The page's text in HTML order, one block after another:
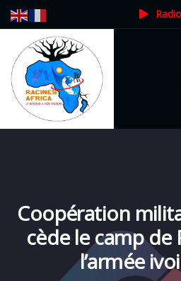
Radio
Coopération
cède le camp
l’armée